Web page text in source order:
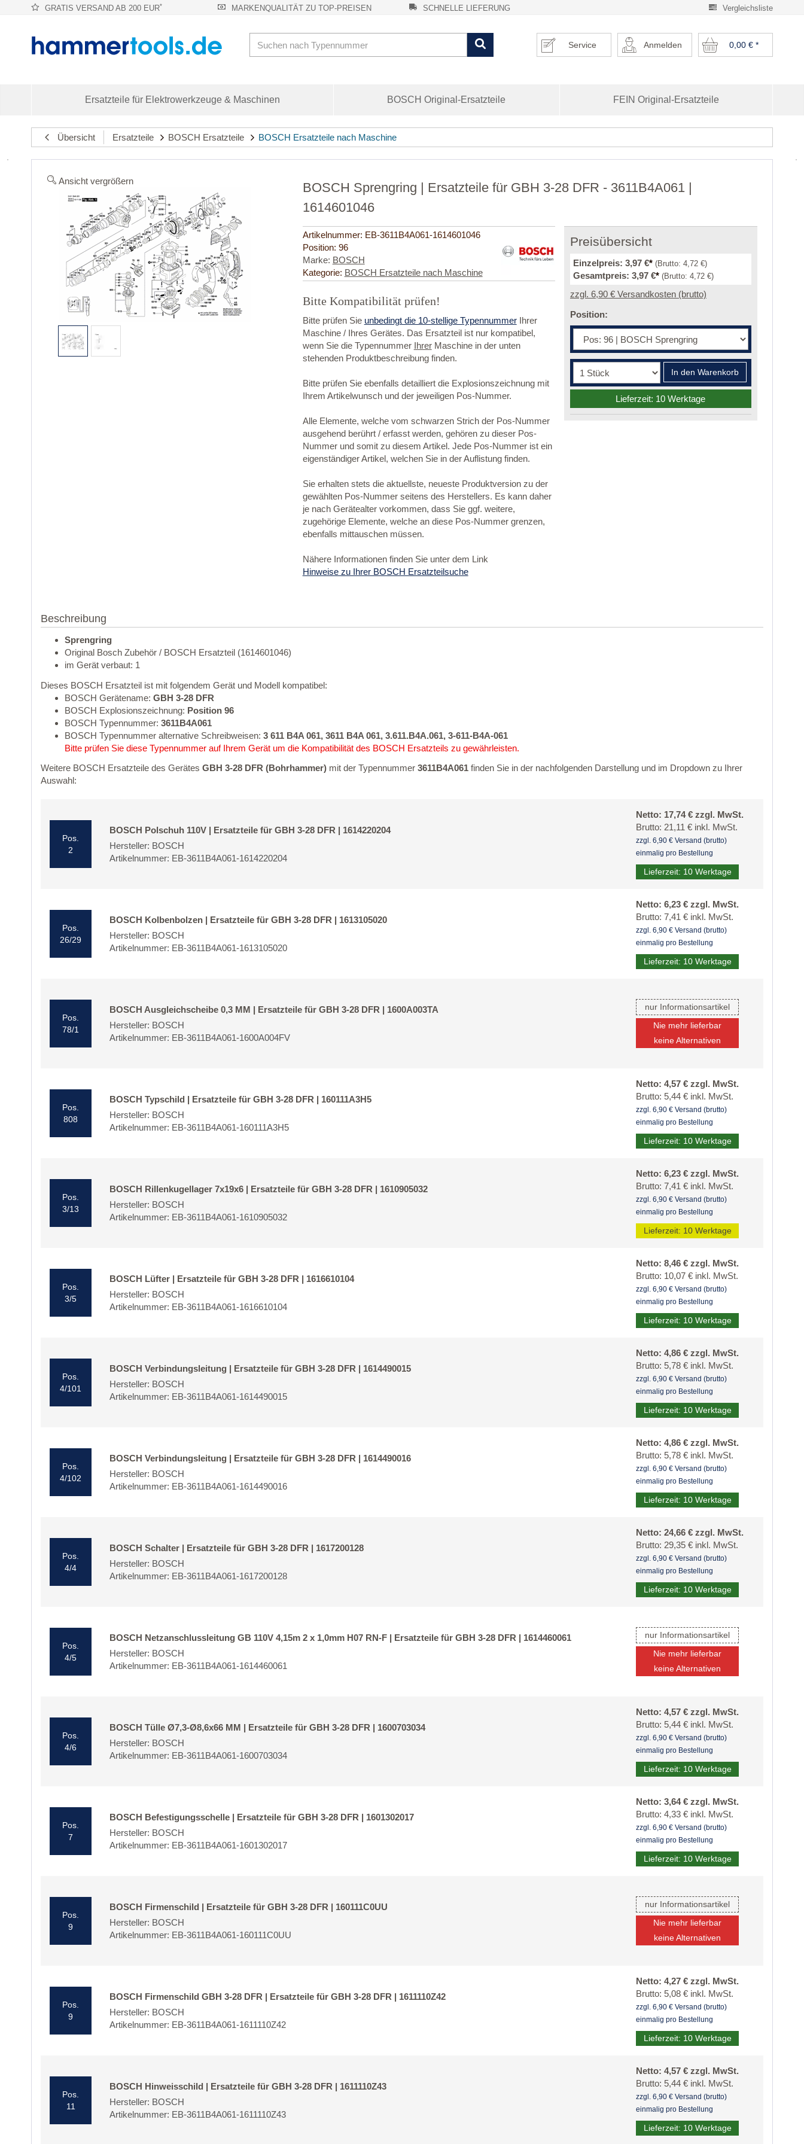
Vergleichsliste
GRATIS VERSAND AB 200 EUR* MARKENQUALITÄT ZU TOP-PREISEN SCHNELLE LIEFERUNG
0,00 €*
Anmelden
Service
Ersatzteile für Elektrowerkzeuge & Maschinen BOSCH Original-Ersatzteile FEIN Original-Ersatzteile
Übersicht Ersatzteile BOSCH Ersatzteile BOSCH Ersatzteile nach Maschine
Ansicht vergrößern
BOSCH Sprengring | Ersatzteile für GBH 3-28 DFR - 3611B4A061 |
1614601046
Artikelnummer: EB-3611B4A061-1614601046
Position: 96
Marke: BOSCH
Kategorie: BOSCH Ersatzteile nach Maschine
Bitte Kompatibilität prüfen!
Bitte prüfen Sie unbedingt die 10-stellige TypennummerIhrer
Maschine / Ihres Gerätes. Das Ersatzteil ist nur kompatibel,
wenn Sie die Typennummer IhrerMaschine in der unten
stehenden Produktbeschreibung finden.
Bitte prüfen Sie ebenfalls detailliert die Explosionszeichnung mit
Ihrem Artikelwunsch und der jeweiligen Pos-Nummer.
Alle Elemente, welche vom schwarzen Strich der Pos-Nummer
ausgehend berührt / erfasst werden, gehören zu dieser Pos-
Nummer und somit zu diesem Artikel. Jede Pos-Nummer ist ein
eigenständiger Artikel, welchen Sie in der Auflistung finden.
Sie erhalten stets die aktuellste, neueste Produktversion zu der
gewählten Pos-Nummer seitens des Herstellers. Es kann daher
je nach Gerätealter vorkommen, dass Sie ggf. weitere,
zugehörige Elemente, welche an diese Pos-Nummer grenzen,
ebenfalls mittauschen müssen.
Nähere Informationen finden Sie unter dem Link
Hinweise zu Ihrer BOSCH Ersatzteilsuche
Preisübersicht
Einzelpreis: 3,97 €* (Brutto: 4,72 €)
Gesamtpreis: 3,97 €* (Brutto: 4,72 €)
zzgl. 6,90 € Versandkosten (brutto)
Position:
In den Warenkorb
Lieferzeit: 10 Werktage
Beschreibung
Sprengring
Original Bosch Zubehör / BOSCH Ersatzteil (1614601046)
im Gerät verbaut: 1
Dieses BOSCH Ersatzteil ist mit folgendem Gerät und Modell kompatibel:
BOSCH Gerätename: GBH 3-28 DFR
BOSCH Explosionszeichnung: Position 96
BOSCH Typennummer: 3611B4A061
BOSCH Typennummer alternative Schreibweisen: 3 611 B4A 061, 3611 B4A 061, 3.611.B4A.061, 3-611-B4A-061
Bitte prüfen Sie diese Typennummer auf Ihrem Gerät um die Kompatibilität des BOSCH Ersatzteils zu gewährleisten.
Weitere BOSCH Ersatzteile des Gerätes GBH 3-28 DFR (Bohrhammer) mit der Typennummer 3611B4A061 finden Sie in der nachfolgenden Darstellung und im Dropdown zu Ihrer
Auswahl:
Pos.
2
BOSCH Polschuh 110V | Ersatzteile für GBH 3-28 DFR | 1614220204
Hersteller: BOSCH
Artikelnummer: EB-3611B4A061-1614220204
Netto: 17,74 € zzgl. MwSt.
Brutto: 21,11 € inkl. MwSt.
zzgl. 6,90 € Versand (brutto)
einmalig pro Bestellung
Lieferzeit: 10 Werktage
Pos.
26/29
BOSCH Kolbenbolzen | Ersatzteile für GBH 3-28 DFR | 1613105020
Hersteller: BOSCH
Artikelnummer: EB-3611B4A061-1613105020
Netto: 6,23 € zzgl. MwSt.
Brutto: 7,41 € inkl. MwSt.
zzgl. 6,90 € Versand (brutto)
einmalig pro Bestellung
Lieferzeit: 10 Werktage
Pos.
78/1
BOSCH Ausgleichscheibe 0,3 MM | Ersatzteile für GBH 3-28 DFR | 1600A003TA
Hersteller: BOSCH
Artikelnummer: EB-3611B4A061-1600A004FV
nur Informationsartikel
Nie mehr lieferbar
keine Alternativen
Pos.
808
BOSCH Typschild | Ersatzteile für GBH 3-28 DFR | 160111A3H5
Hersteller: BOSCH
Artikelnummer: EB-3611B4A061-160111A3H5
Netto: 4,57 € zzgl. MwSt.
Brutto: 5,44 € inkl. MwSt.
zzgl. 6,90 € Versand (brutto)
einmalig pro Bestellung
Lieferzeit: 10 Werktage
Pos.
3/13
BOSCH Rillenkugellager 7x19x6 | Ersatzteile für GBH 3-28 DFR | 1610905032
Hersteller: BOSCH
Artikelnummer: EB-3611B4A061-1610905032
Netto: 6,23 € zzgl. MwSt.
Brutto: 7,41 € inkl. MwSt.
zzgl. 6,90 € Versand (brutto)
einmalig pro Bestellung
Lieferzeit: 10 Werktage
Pos.
3/5
BOSCH Lüfter | Ersatzteile für GBH 3-28 DFR | 1616610104
Hersteller: BOSCH
Artikelnummer: EB-3611B4A061-1616610104
Netto: 8,46 € zzgl. MwSt.
Brutto: 10,07 € inkl. MwSt.
zzgl. 6,90 € Versand (brutto)
einmalig pro Bestellung
Lieferzeit: 10 Werktage
Pos.
4/101
BOSCH Verbindungsleitung | Ersatzteile für GBH 3-28 DFR | 1614490015
Hersteller: BOSCH
Artikelnummer: EB-3611B4A061-1614490015
Netto: 4,86 € zzgl. MwSt.
Brutto: 5,78 € inkl. MwSt.
zzgl. 6,90 € Versand (brutto)
einmalig pro Bestellung
Lieferzeit: 10 Werktage
Pos.
4/102
BOSCH Verbindungsleitung | Ersatzteile für GBH 3-28 DFR | 1614490016
Hersteller: BOSCH
Artikelnummer: EB-3611B4A061-1614490016
Netto: 4,86 € zzgl. MwSt.
Brutto: 5,78 € inkl. MwSt.
zzgl. 6,90 € Versand (brutto)
einmalig pro Bestellung
Lieferzeit: 10 Werktage
Pos.
4/4
BOSCH Schalter | Ersatzteile für GBH 3-28 DFR | 1617200128
Hersteller: BOSCH
Artikelnummer: EB-3611B4A061-1617200128
Netto: 24,66 € zzgl. MwSt.
Brutto: 29,35 € inkl. MwSt.
zzgl. 6,90 € Versand (brutto)
einmalig pro Bestellung
Lieferzeit: 10 Werktage
Pos.
4/5
BOSCH Netzanschlussleitung GB 110V 4,15m 2 x 1,0mm H07 RN-F | Ersatzteile für GBH 3-28 DFR | 1614460061
Hersteller: BOSCH
Artikelnummer: EB-3611B4A061-1614460061
nur Informationsartikel
Nie mehr lieferbar
keine Alternativen
Pos.
4/6
BOSCH Tülle Ø7,3-Ø8,6x66 MM | Ersatzteile für GBH 3-28 DFR | 1600703034
Hersteller: BOSCH
Artikelnummer: EB-3611B4A061-1600703034
Netto: 4,57 € zzgl. MwSt.
Brutto: 5,44 € inkl. MwSt.
zzgl. 6,90 € Versand (brutto)
einmalig pro Bestellung
Lieferzeit: 10 Werktage
Pos.
7
BOSCH Befestigungsschelle | Ersatzteile für GBH 3-28 DFR | 1601302017
Hersteller: BOSCH
Artikelnummer: EB-3611B4A061-1601302017
Netto: 3,64 € zzgl. MwSt.
Brutto: 4,33 € inkl. MwSt.
zzgl. 6,90 € Versand (brutto)
einmalig pro Bestellung
Lieferzeit: 10 Werktage
Pos.
9
BOSCH Firmenschild | Ersatzteile für GBH 3-28 DFR | 160111C0UU
Hersteller: BOSCH
Artikelnummer: EB-3611B4A061-160111C0UU
nur Informationsartikel
Nie mehr lieferbar
keine Alternativen
Pos.
9
BOSCH Firmenschild GBH 3-28 DFR | Ersatzteile für GBH 3-28 DFR | 1611110Z42
Hersteller: BOSCH
Artikelnummer: EB-3611B4A061-1611110Z42
Netto: 4,27 € zzgl. MwSt.
Brutto: 5,08 € inkl. MwSt.
zzgl. 6,90 € Versand (brutto)
einmalig pro Bestellung
Lieferzeit: 10 Werktage
Pos.
11
BOSCH Hinweisschild | Ersatzteile für GBH 3-28 DFR | 1611110Z43
Hersteller: BOSCH
Artikelnummer: EB-3611B4A061-1611110Z43
Netto: 4,57 € zzgl. MwSt.
Brutto: 5,44 € inkl. MwSt.
zzgl. 6,90 € Versand (brutto)
einmalig pro Bestellung
Lieferzeit: 10 Werktage